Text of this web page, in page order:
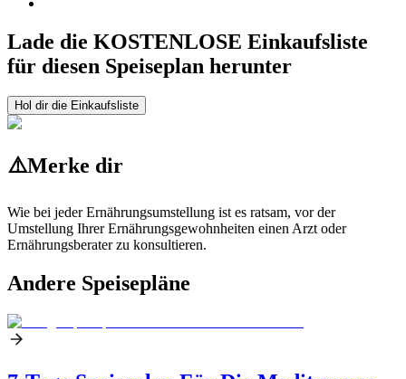
Lade die KOSTENLOSE Einkaufsliste
für diesen Speiseplan herunter
Hol dir die Einkaufsliste
⚠️Merke dir
Wie bei jeder Ernährungsumstellung ist es ratsam, vor der
Umstellung Ihrer Ernährungsgewohnheiten einen Arzt oder
Ernährungsberater zu konsultieren.
Andere Speisepläne